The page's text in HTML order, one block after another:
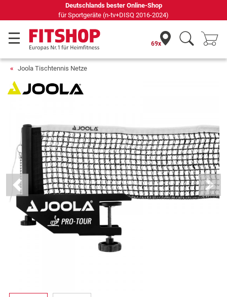
Deutschlands bester Online-Shop
für Sportgeräte (n-tv+DISQ 2016-2024)
69x
Joola Tischtennis Netze
Previous Next